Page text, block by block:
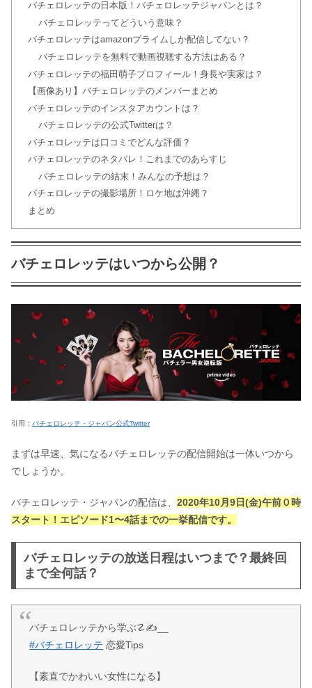
バチェロレッテの日本版！バチェロレッテジャパンとは？
バチェロレッテってどういう意味？
バチェロレッテはamazonプライムしか配信してない？
バチェロレッテを無料で動画視聴する方法はある？
バチェロレッテの福田萌子プロフィール！身長や実家は？
【画像あり】バチェロレッテのメンバーまとめ
バチェロレッテのインスタアカウントは？
バチェロレッテの公式Twitterは？
バチェロレッテは口コミでどんな評価？
バチェロレッテのネタバレ！これまでのあらすじ
バチェロレッテの結末！みんなの予想は？
バチェロレッテの撮影場所！ロケ地は沖縄？
まとめ
バチェロレッテはいつから公開？
引用： バチェロレッテ・ジャパン公式Twitter
まずは早速、気になるバチェロレッテの配信開始は一体いつから
でしょうか。
バチェロレッテ・ジャパンの配信は、 2020年10月9日(金)午前０時
スタート！エピソード1〜4話までの一挙配信です。
バチェロレッテの放送日程はいつまで？最終回
まで全何話？
バチェロレッテから学ぶ☡✍__
#バチェロレッテ 恋愛Tips
【素直でかわいい女性になる】